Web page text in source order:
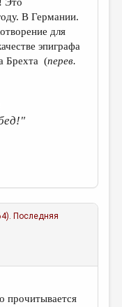
В Германии.
для
эпиграфа
Брехта (перев.
Последняя
прочитывается